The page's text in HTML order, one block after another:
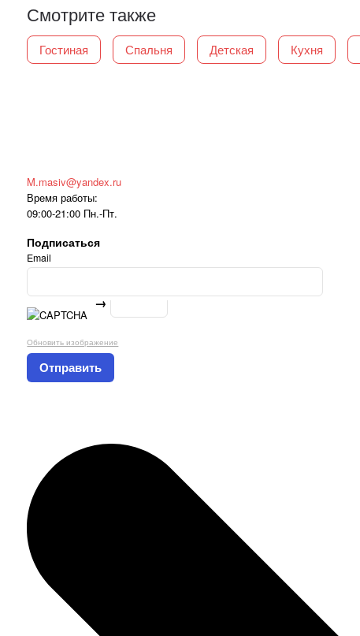
Смотрите также
Гостиная Спальня Детская Кухня
M.masiv@yandex.ru
Время работы:
09:00-21:00 Пн.-Пт.
Подписаться
Email
→
Обновить изображение